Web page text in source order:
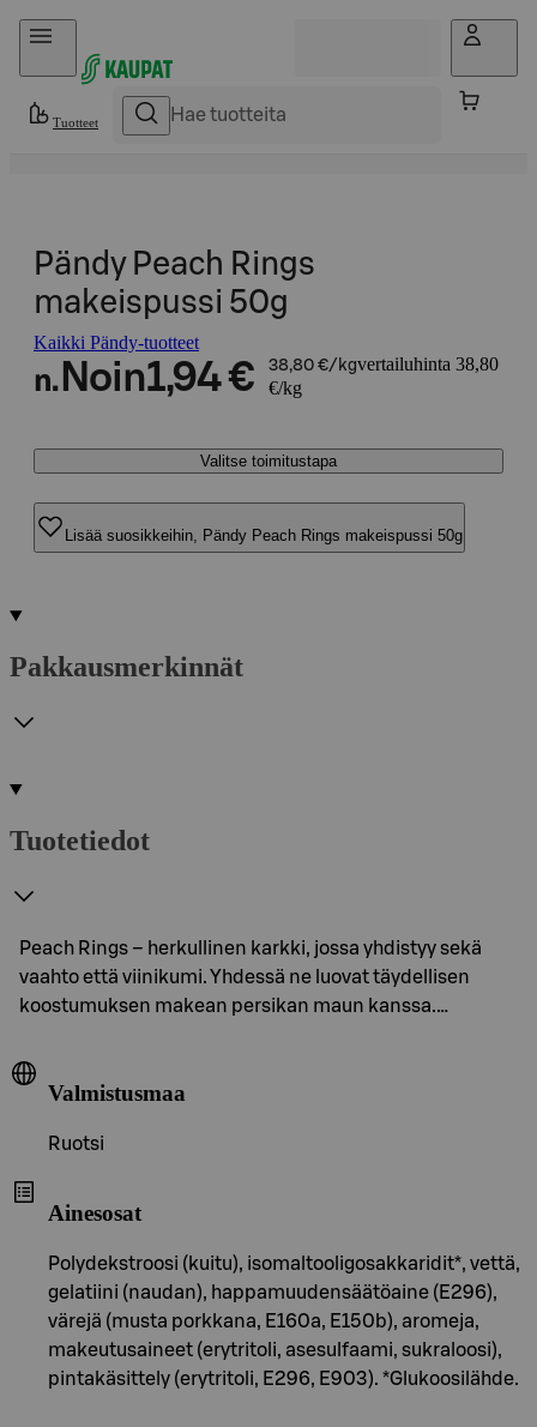
Hyppää sisältöön
Tuotteet
Pändy Peach Rings
makeispussi 50g
Kaikki Pändy-tuotteet
n. Noin1,94 € 38,80 €/kgvertailuhinta 38,80
€/kg
Valitse toimitustapa
Lisää suosikkeihin, Pändy Peach Rings makeispussi 50g
Pakkausmerkinnät
Tuotetiedot
Peach Rings – herkullinen karkki, jossa yhdistyy sekä
vaahto että viinikumi. Yhdessä ne luovat täydellisen
koostumuksen makean persikan maun kanssa.…
Valmistusmaa
Ruotsi
Ainesosat
Polydekstroosi (kuitu), isomaltooligosakkaridit*, vettä,
gelatiini (naudan), happamuudensäätöaine (E296),
värejä (musta porkkana, E160a, E150b), aromeja,
makeutusaineet (erytritoli, asesulfaami, sukraloosi),
pintakäsittely (erytritoli, E296, E903). *Glukoosilähde.